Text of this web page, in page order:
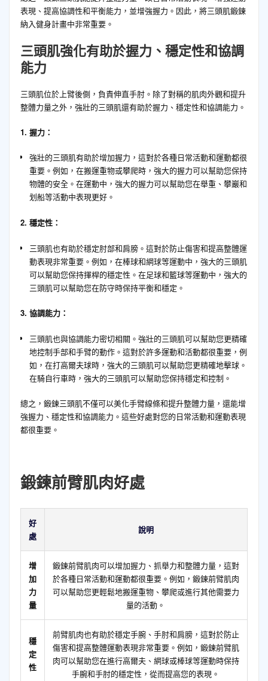
表現、提高協調性和平衡能力，並增強握力。因此，將三頭肌鍛鍊
納入健身計畫中非常重要。
三頭肌強化有助於握力、穩定性和協調
能力
三頭肌位於上臂後側，負責伸直手肘。除了對稱的肌肉外觀和提升
整體力量之外，強壯的三頭肌還有助於握力、穩定性和協調能力。
1. 握力：
強壯的三頭肌有助於增加握力，這對於各種日常活動和運動都很
重要。例如，在搬運重物或攀爬時，強大的握力可以幫助您保持
物體的安全。在運動中，強大的握力可以幫助您在舉重、攀巖和
划船等活動中表現更好。
2. 穩定性：
三頭肌也有助於穩定肘部和肩膀。這對於防止傷害和提高整體運
動表現非常重要。例如，在棒球和網球等運動中，強大的三頭肌
可以幫助您保持揮桿的穩定性。在足球和籃球等運動中，強大的
三頭肌可以幫助您在防守時保持平衡和穩定。
3. 協調能力：
三頭肌也與協調能力密切相關。強壯的三頭肌可以幫助您更精確
地控制手部和手臂的動作。這對於許多運動和活動都很重要，例
如，在打高爾夫球時，強大的三頭肌可以幫助您更精確地擊球。
在騎自行車時，強大的三頭肌可以幫助您保持穩定和控制。
總之，鍛鍊三頭肌不僅可以美化手臂線條和提升整體力量，還能增
強握力、穩定性和協調能力。這些好處對您的日常活動和運動表現
都很重要。
鍛鍊前臂肌肉好處
好
處
說明
增
加
力
量
鍛鍊前臂肌肉可以增加握力、抓舉力和整體力量，這對
於各種日常活動和運動都很重要。例如，鍛鍊前臂肌肉
可以幫助您更輕鬆地搬運重物、攀爬或進行其他需要力
量的活動。
穩
定
性
前臂肌肉也有助於穩定手腕、手肘和肩膀，這對於防止
傷害和提高整體運動表現非常重要。例如，鍛鍊前臂肌
肉可以幫助您在進行高爾夫、網球或棒球等運動時保持
手腕和手肘的穩定性，從而提高您的表現。